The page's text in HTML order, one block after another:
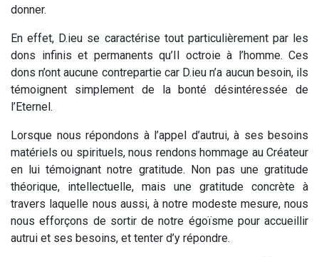
donner.
En effet, D.ieu se caractérise tout particulièrement par les
dons infinis et permanents qu’Il octroie à l’homme. Ces
dons n’ont aucune contrepartie car D.ieu n’a aucun besoin, ils
témoignent simplement de la bonté désintéressée de
l’Eternel.
Lorsque nous répondons à l’appel d’autrui, à ses besoins
matériels ou spirituels, nous rendons hommage au Créateur
en lui témoignant notre gratitude. Non pas une gratitude
théorique, intellectuelle, mais une gratitude concrète à
travers laquelle nous aussi, à notre modeste mesure, nous
nous efforçons de sortir de notre égoïsme pour accueillir
autrui et ses besoins, et tenter d’y répondre.